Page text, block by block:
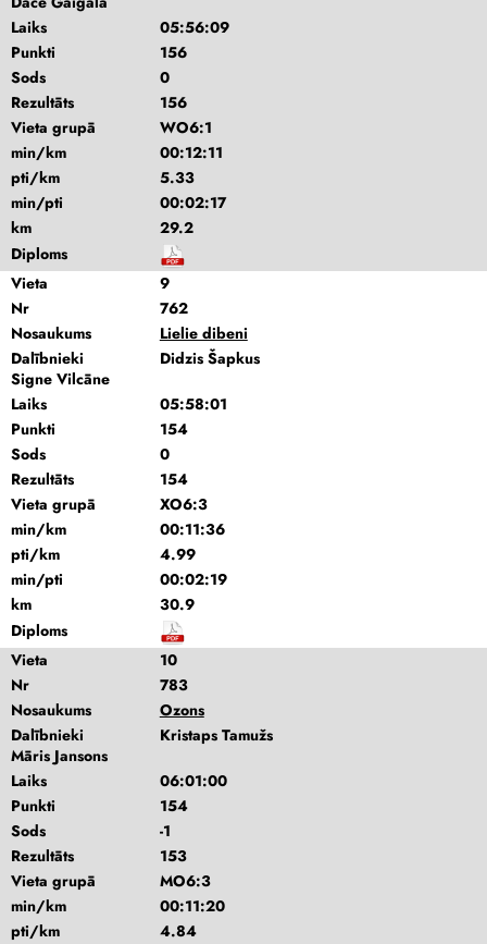
Laiks
05:56:09
Punkti
156
Sods
0
Rezultāts
156
Vieta grupā
WO6:1
min/km
00:12:11
pti/km
5.33
min/pti
00:02:17
km
29.2
Diploms
Vieta
9
Nr
762
Nosaukums
Lielie dibeni
Dalībnieki
Didzis Šapkus
Signe Vilcāne
Laiks
05:58:01
Punkti
154
Sods
0
Rezultāts
154
Vieta grupā
XO6:3
min/km
00:11:36
pti/km
4.99
min/pti
00:02:19
km
30.9
Diploms
Vieta
10
Nr
783
Nosaukums
Ozons
Dalībnieki
Kristaps Tamužs
Māris Jansons
Laiks
06:01:00
Punkti
154
Sods
-1
Rezultāts
153
Vieta grupā
MO6:3
min/km
00:11:20
pti/km
4.84